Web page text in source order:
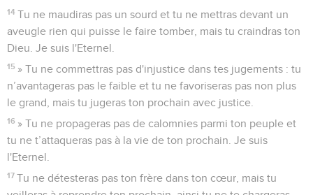
14 Tu ne maudiras pas un sourd et tu ne mettras devant un
aveugle rien qui puisse le faire tomber, mais tu craindras ton
Dieu. Je suis l'Eternel.
15 » Tu ne commettras pas d'injustice dans tes jugements : tu
n’avantageras pas le faible et tu ne favoriseras pas non plus
le grand, mais tu jugeras ton prochain avec justice.
16 » Tu ne propageras pas de calomnies parmi ton peuple et
tu ne t’attaqueras pas à la vie de ton prochain. Je suis
l'Eternel.
17 Tu ne détesteras pas ton frère dans ton cœur, mais tu